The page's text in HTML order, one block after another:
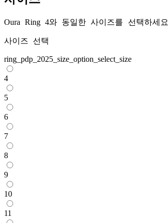
Oura Ring 4와 동일한 사이즈를 선택하세요
사이즈 선택
ring_pdp_2025_size_option_select_size
4
5
6
7
8
9
10
11